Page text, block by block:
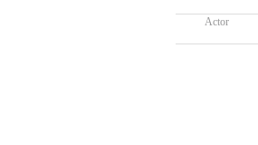
Actor